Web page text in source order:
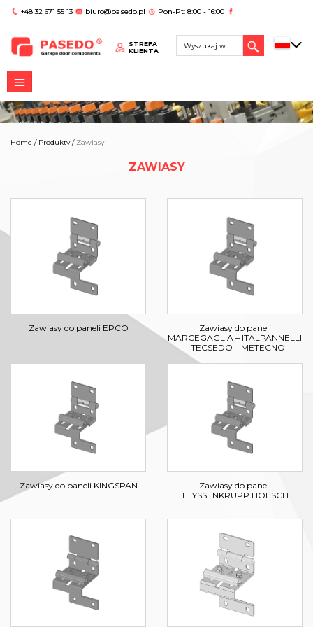
+48 32 671 55 13 biuro@pasedo.pl Pon-Pt: 8:00 - 16:00
STREFA
KLIENTA
Home / Produkty/ Zawiasy
ZAWIASY
Zawiasy do paneli EPCO
Zawiasy do paneli
MARCEGAGLIA – ITALPANNELLI
– TECSEDO – METECNO
Zawiasy do paneli KINGSPAN
Zawiasy do paneli
THYSSENKRUPP HOESCH